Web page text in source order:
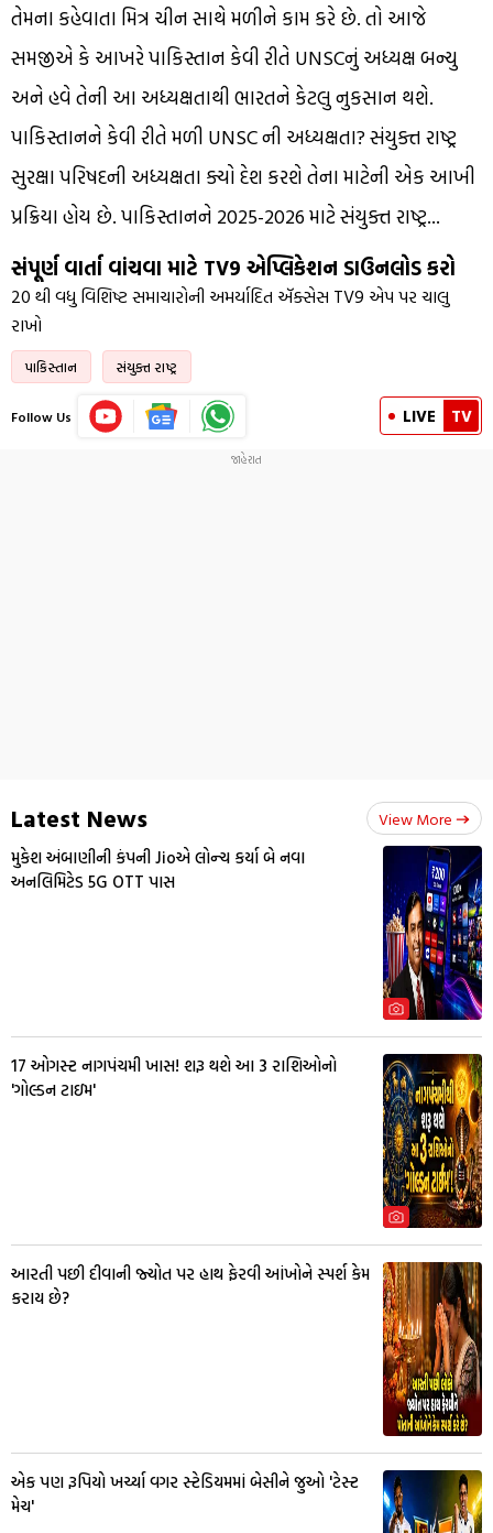
તેમના કહેવાતા મિત્ર ચીન સાથે મળીને કામ કરે છે. તો આજે
સમજીએ કે આખરે પાકિસ્તાન કેવી રીતે UNSCનું અધ્યક્ષ બન્યુ
અને હવે તેની આ અધ્યક્ષતાથી ભારતને કેટલુ નુકસાન થશે.
પાકિસ્તાનને કેવી રીતે મળી UNSC ની અધ્યક્ષતા? સંયુક્ત રાષ્ટ્ર
સુરક્ષા પરિષદની અધ્યક્ષતા ક્યો દેશ કરશે તેના માટેની એક આખી
પ્રક્રિયા હોય છે. પાકિસ્તાનને 2025-2026 માટે સંયુક્ત રાષ્ટ્ર...
સંપૂર્ણ વાર્તા વાંચવા માટે TV9 એપ્લિકેશન ડાઉનલોડ કરો
20 થી વધુ વિશિષ્ટ સમાચારોની અમર્યાદિત ઍક્સેસ TV9 એપ પર ચાલુ
રાખો
પાકિસ્તાન સંયુક્ત રાષ્ટ્ર
Follow Us LIVE TV
Latest News View More
મુકેશ અંબાણીની કંપની Jioએ લોન્ચ કર્યા બે નવા
અનલિમિટેડ 5G OTT પાસ
17 ઓગસ્ટ નાગપંચમી ખાસ! શરૂ થશે આ 3 રાશિઓનો
'ગોલ્ડન ટાઇમ'
આરતી પછી દીવાની જ્યોત પર હાથ ફેરવી આંખોને સ્પર્શ કેમ
કરાય છે?
એક પણ રૂપિયો ખર્ચ્યા વગર સ્ટેડિયમમાં બેસીને જુઓ 'ટેસ્ટ
મેચ'